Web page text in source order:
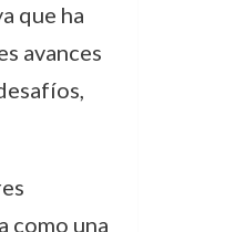
que ha
avances
como una